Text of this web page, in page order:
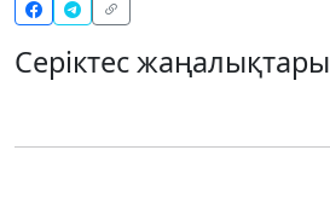
Серіктес жаңалықтары